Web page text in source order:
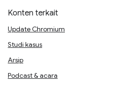
Konten terkait
Update Chromium
Studi kasus
Arsip
Podcast & acara